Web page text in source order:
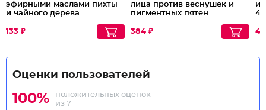
эфирными маслами пихты
и чайного дерева
133 ₽
лица против веснушек и
пигментных пятен
384 ₽
Оценки пользователей
100%
положительных оценок
из 7